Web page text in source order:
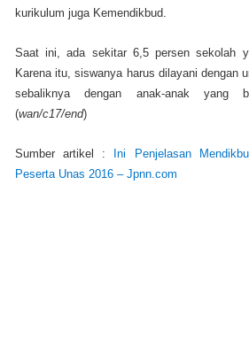
kurikulum juga Kemendikbud.
Saat ini, ada sekitar 6,5 persen sekolah
Karena itu, siswanya harus dilayani dengan
sebaliknya dengan anak-anak yang
(wan/c17/end)
Sumber artikel : Ini Penjelasan
Peserta Unas 2016 – Jpnn.com